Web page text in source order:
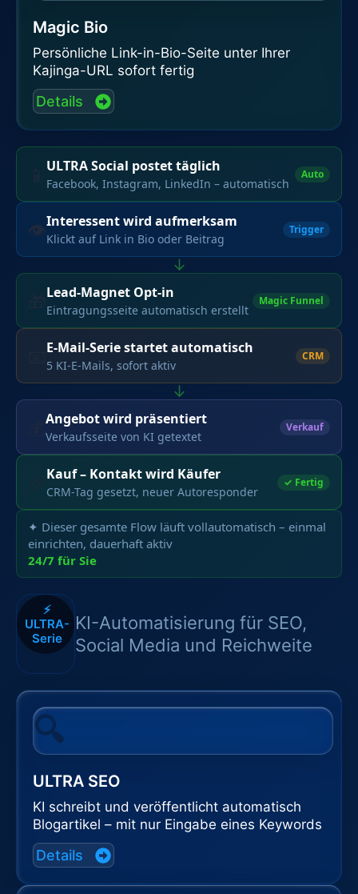
Magic Bio
Persönliche Link-in-Bio-Seite unter Ihrer
Kajinga-URL sofort fertig
Details
ULTRA Social postet täglich
Facebook, Instagram, LinkedIn – automatisch
Auto
👁Interessent wird aufmerksam
Klickt auf Link in Bio oder Beitrag
Trigger
↓
Lead-Magnet Opt-in
Eintragungsseite automatisch erstellt
Magic Funnel
E-Mail-Serie startet automatisch
5 KI-E-Mails, sofort aktiv
CRM
↓
Angebot wird präsentiert
Verkaufsseite von KI getextet
Verkauf
Kauf – Kontakt wird Käufer
CRM-Tag gesetzt, neuer Autoresponder
✓ Fertig
✦ Dieser gesamte Flow läuft vollautomatisch – einmal
einrichten, dauerhaft aktiv
24/7 für Sie
⚡
ULTRA-
Serie
KI-Automatisierung für SEO,
Social Media und Reichweite
🔍
ULTRA SEO
KI schreibt und veröffentlicht automatisch
Blogartikel – mit nur Eingabe eines Keywords
Details